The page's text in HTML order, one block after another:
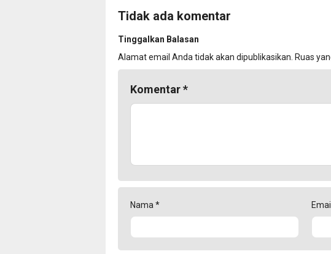
Tidak ada komentar
Tinggalkan Balasan
Alamat email Anda tidak akan dipublikasikan. Ruas
Komentar*
Nama* Email